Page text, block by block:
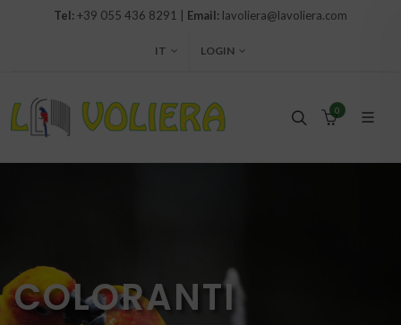
Tel:+39 055 436 8291 | Email: lavoliera@lavoliera.com
IT LOGIN
0
COLORANTI